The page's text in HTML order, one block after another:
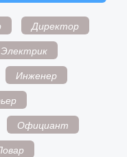
Директор
Электрик
Инженер
Официант